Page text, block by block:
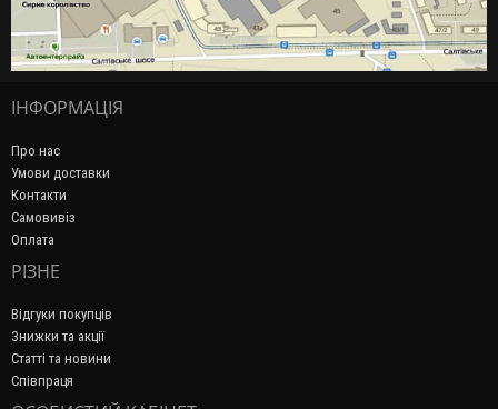
ІНФОРМАЦІЯ
Про нас
Умови доставки
Контакти
Самовивіз
Оплата
РІЗНЕ
Відгуки покупців
Знижки та акції
Статті та новини
Співпраця